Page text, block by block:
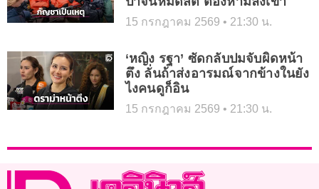
15 กรกฎาคม 2569 21:30 น.
‘หญิง รฐา’ ซัดกลับปมจับผิดหน้า
ตึง ลั่นถ้าส่งอารมณ์จากข้างในยัง
ไงคนดูก็อิน
15 กรกฎาคม 2569 21:30 น.